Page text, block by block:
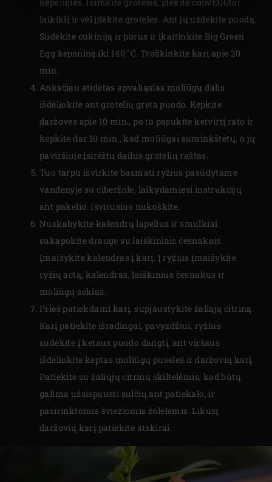
laikiklį ir vėl įdėkite groteles. Ant jų uždėkite puodą.
Sudėkite cukiniją ir porus ir įkaitinkite Big Green
Egg kepsninę iki 140 °C. Troškinkite karį apie 20
min.
Anksčiau atidėtas apvaliąsias moliūgų dalis
išdėliokite ant grotelių greta puodo. Kepkite
daržoves apie 10 min., po to pasukite ketvirtį rato ir
kepkite dar 10 min., kad moliūgai suminkštėtų, o jų
paviršiuje įsirėžtų dailus grotelių raštas.
Tuo tarpu išvirkite basmati ryžius pasūdytame
vandenyje su ciberžole, laikydamiesi instrukcijų
ant pakelio. Išvirusius nukoškite.
Nuskabykite kalendrų lapelius ir smulkiai
sukapokite drauge su laiškiniais česnakais.
Įmaišykite kalendras į karį. Į ryžius įmaišykite
ryžių actą, kalendras, laiškinius česnakus ir
moliūgų sėklas.
Prieš patiekdami karį, supjaustykite žaliąją citriną.
Karį patiekite išradingai, pavyzdžiui, ryžius
sudėkite į ketaus puodo dangtį, ant viršaus
išdėliokite keptas moliūgų puseles ir daržovių karį.
Patiekite su žaliųjų citrinų skiltelėmis, kad būtų
galima užsispausti sulčių ant patiekalo, ir
pasirinktomis šviežiomis žolelėmis. Likusį
daržovių karį patiekite atskirai.